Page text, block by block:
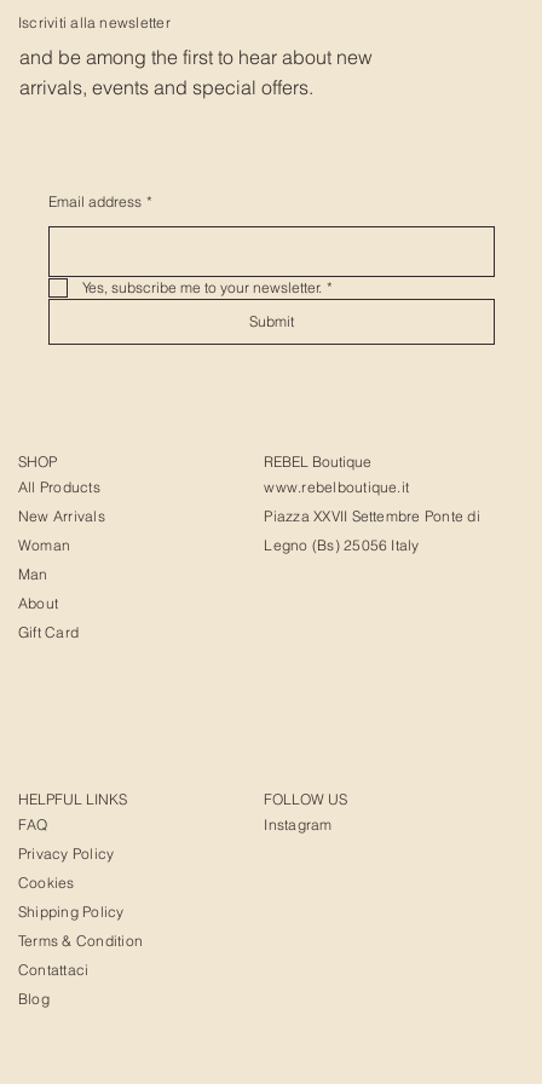
Iscriviti alla newsletter
and be among the first to hear about new
arrivals, events and special offers.
Email address *
Yes, subscribe me to your newsletter. *
Submit
SHOP
All Products
New Arrivals
Woman
Man
About
Gift Card
REBEL Boutique
www.rebelboutique.it
Piazza XXVII Settembre Ponte di
Legno (Bs) 25056 Italy
HELPFUL LINKS
FAQ
Privacy Policy
Cookies
Shipping Policy
Terms & Condition
Contattaci
Blog
FOLLOW US
Instagram